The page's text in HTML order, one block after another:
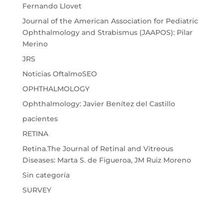
Fernando Llovet
Journal of the American Association for Pediatric
Ophthalmology and Strabismus (JAAPOS): Pilar
Merino
JRS
Noticias OftalmoSEO
OPHTHALMOLOGY
Ophthalmology: Javier Benítez del Castillo
pacientes
RETINA
Retina.The Journal of Retinal and Vitreous
Diseases: Marta S. de Figueroa, JM Ruiz Moreno
Sin categoría
SURVEY